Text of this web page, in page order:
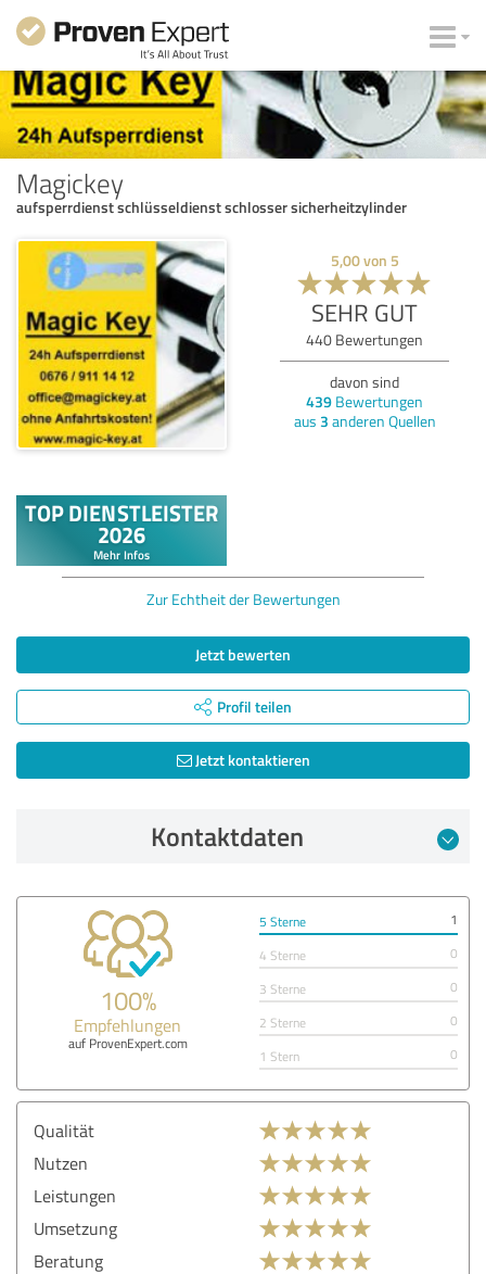
Magickey
aufsperrdienst schlüsseldienst schlosser sicherheitzylinder
5,00von 5
SEHR GUT
440 Bewertungen
davon sind
439 Bewertungen
aus 3 anderen Quellen
Zur Echtheit der Bewertungen
Jetzt bewerten
Profil teilen
Jetzt kontaktieren
Kontaktdaten
100%
Empfehlungen
auf ProvenExpert.com
5 Sterne
1
4 Sterne
0
3 Sterne
0
2 Sterne
0
1 Stern
0
Qualität
Nutzen
Leistungen
Umsetzung
Beratung